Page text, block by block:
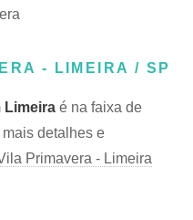
- LIMEIRA / SP
Limeira é na faixa de
detalhes e
Primavera - Limeira